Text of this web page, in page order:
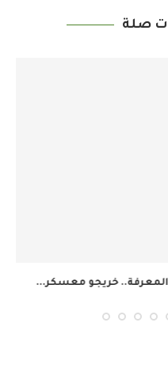
صلة
خريجو معسكر...